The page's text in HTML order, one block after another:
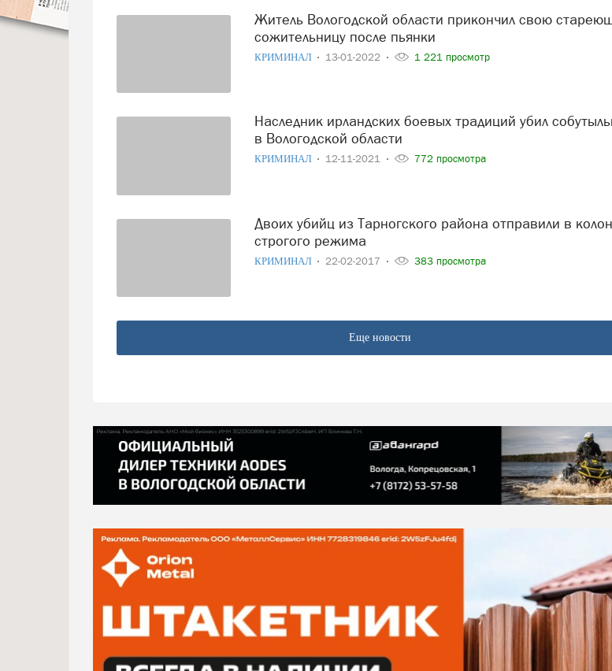
Житель Вологодской области прикончил свою стареющую
сожительницу после пьянки
КРИМИНАЛ 13-01-2022 1 221 просмотр
Наследник ирландских боевых традиций убил собутыльника
в Вологодской области
КРИМИНАЛ 12-11-2021 772 просмотра
Двоих убийц из Тарногского района отправили в колонию
строгого режима
КРИМИНАЛ 22-02-2017 383 просмотра
Еще новости